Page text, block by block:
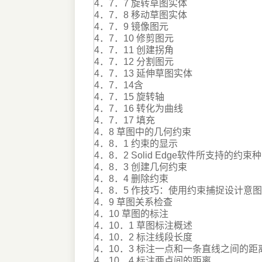
4．7．7 旋转草图实体
4．7．8 移动草图实体
4．7．9 镜像图元
4．7．10 修剪图元
4．7．11 创建拐角
4．7．12 分割图元
4．7．13 延伸草图实体
4．7．14含
4．7．15 旋转轴
4．7．16 转化为曲线
4．7．17 填充
4．8 草图中的几何约束
4．8．1 约束的显示
4．8．2 Solid Edge软件所支持的约束
4．8．3 创建几何约束
4．8．4 删除约束
4．8．5 作技巧：使用约束捕捉设计意图
4．9 草图关系检查
4．10 草图的标注
4．10．1 草图标注概述
4．10．2 标注线段长度
4．10．3 标注一点和一条直线之间的距